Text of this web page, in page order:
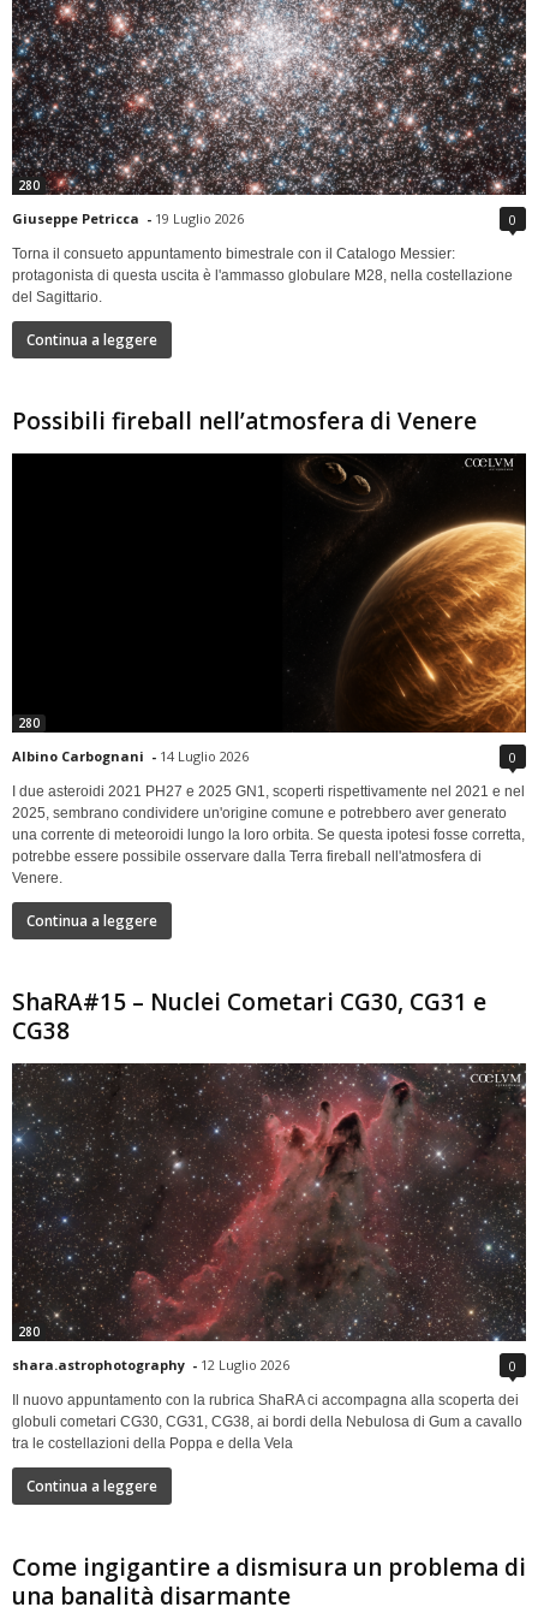
280
Giuseppe Petricca - 19 Luglio 2026 0
Torna il consueto appuntamento bimestrale con il Catalogo Messier:
protagonista di questa uscita è l'ammasso globulare M28, nella costellazione
del Sagittario.
Continua a leggere
Possibili fireball nell’atmosfera di Venere
280
Albino Carbognani - 14 Luglio 2026 0
I due asteroidi 2021 PH27 e 2025 GN1, scoperti rispettivamente nel 2021 e nel
2025, sembrano condividere un'origine comune e potrebbero aver generato
una corrente di meteoroidi lungo la loro orbita. Se questa ipotesi fosse corretta,
potrebbe essere possibile osservare dalla Terra fireball nell'atmosfera di
Venere.
Continua a leggere
ShaRA#15 – Nuclei Cometari CG30, CG31 e
CG38
280
shara.astrophotography - 12 Luglio 2026 0
Il nuovo appuntamento con la rubrica ShaRA ci accompagna alla scoperta dei
globuli cometari CG30, CG31, CG38, ai bordi della Nebulosa di Gum a cavallo
tra le costellazioni della Poppa e della Vela
Continua a leggere
Come ingigantire a dismisura un problema di
una banalità disarmante